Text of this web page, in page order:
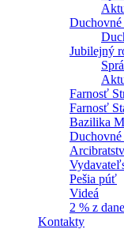
Jubilejný
Farnosť
Farnosť
Bazilika
Duchovné
Pešia púť
Videá
2 % z
Kontakty